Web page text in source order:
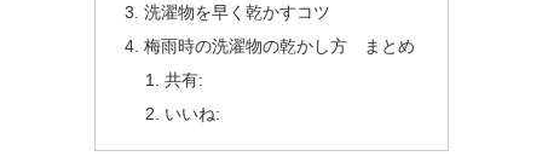
洗濯物を早く乾かすコツ
梅雨時の洗濯物の乾かし方 まとめ
共有:
いいね: